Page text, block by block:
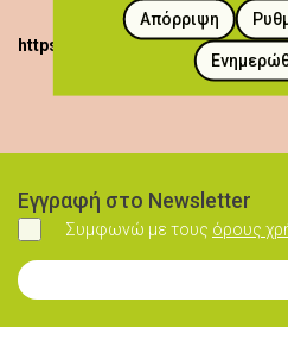
https://heartlandoflegends.com/
Εγγραφή στο Newsletter
Συμφωνώ
Συμφωνώ με τους όρους
Εγγραφή στο Newsletter
Απόρριψη